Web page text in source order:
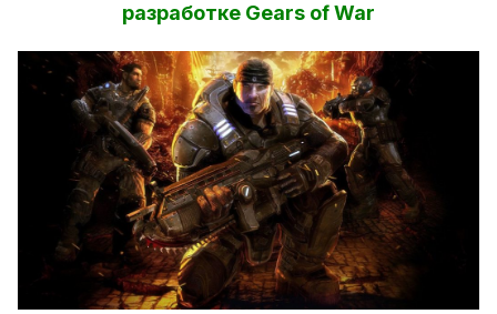
разработке Gears of War